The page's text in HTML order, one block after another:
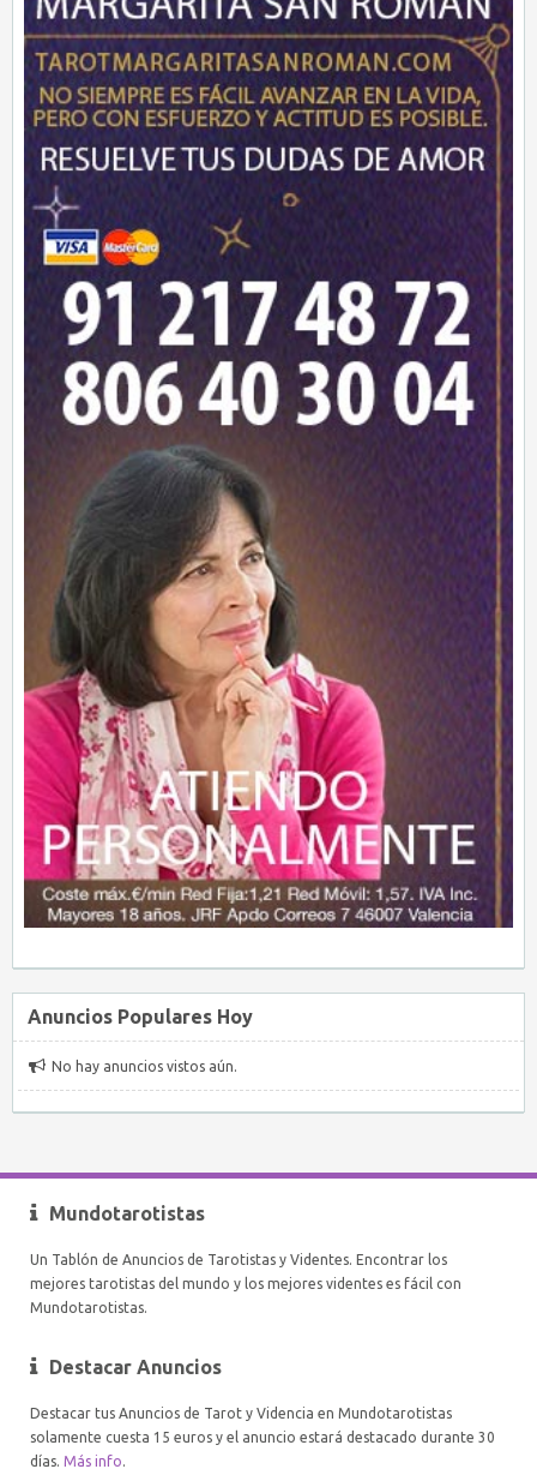
Anuncios Populares Hoy
No hay anuncios vistos aún.
Mundotarotistas
Un Tablón de Anuncios de Tarotistas y Videntes. Encontrar los
mejores tarotistas del mundo y los mejores videntes es fácil con
Mundotarotistas.
Destacar Anuncios
Destacar tus Anuncios de Tarot y Videncia en Mundotarotistas
solamente cuesta 15 euros y el anuncio estará destacado durante 30
días. Más info.